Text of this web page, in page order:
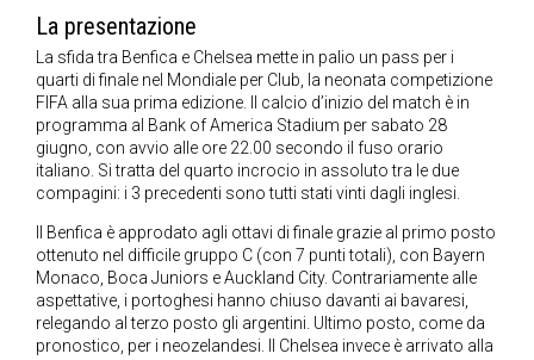
La presentazione
La sfida tra Benfica e Chelsea mette in palio un pass per i
quarti di finale nel Mondiale per Club, la neonata competizione
FIFA alla sua prima edizione. Il calcio d’inizio del match è in
programma al Bank of America Stadium per sabato 28
giugno, con avvio alle ore 22.00 secondo il fuso orario
italiano. Si tratta del quarto incrocio in assoluto tra le due
compagini: i 3 precedenti sono tutti stati vinti dagli inglesi.
Il Benfica è approdato agli ottavi di finale grazie al primo posto
ottenuto nel difficile gruppo C (con 7 punti totali), con Bayern
Monaco, Boca Juniors e Auckland City. Contrariamente alle
aspettative, i portoghesi hanno chiuso davanti ai bavaresi,
relegando al terzo posto gli argentini. Ultimo posto, come da
pronostico, per i neozelandesi. Il Chelsea invece è arrivato alla